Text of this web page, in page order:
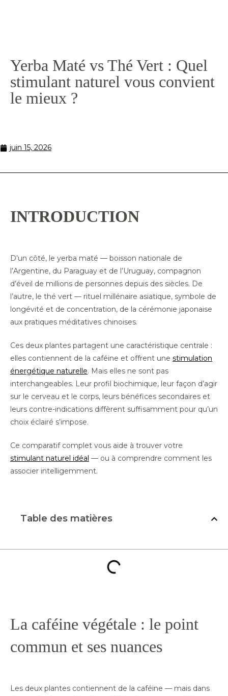
Yerba Maté vs Thé Vert : Quel
stimulant naturel vous convient
le mieux ?
juin 15, 2026
INTRODUCTION
D’un côté, le yerba maté — boisson nationale de
l’Argentine, du Paraguay et de l’Uruguay, compagnon
d’éveil de millions de personnes depuis des siècles. De
l’autre, le thé vert — rituel millénaire asiatique, symbole de
longévité et de concentration, de la cérémonie japonaise
aux pratiques méditatives chinoises.
Ces deux plantes partagent une caractéristique centrale :
elles contiennent de la caféine et offrent une stimulation
énergétique naturelle. Mais elles ne sont pas
interchangeables. Leur profil biochimique, leur façon d’agir
sur le cerveau et le corps, leurs bénéfices secondaires et
leurs contre-indications diffèrent suffisamment pour qu’un
choix éclairé s’impose.
Ce comparatif complet vous aide à trouver votre
stimulant naturel idéal — ou à comprendre comment les
associer intelligemment.
Table des matières
La caféine végétale : le point
commun et ses nuances
Les deux plantes contiennent de la caféine — mais dans